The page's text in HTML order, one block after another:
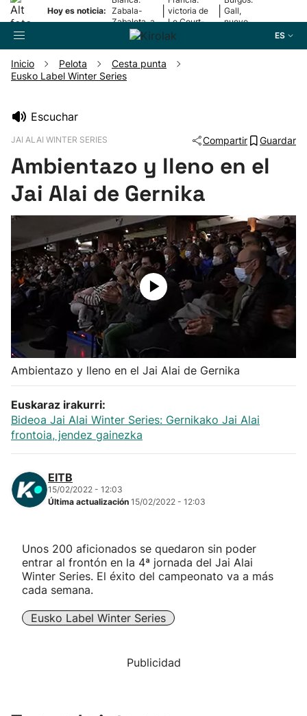
Hoy es noticia: Zabala-
Zabaleta, a
la final
victoria de
Le Court-
Pienaar
Gall,
nuevo
ES
Fútbol
Pelota
Remo
Baloncesto
Ciclismo
Herri-kirolak
Balonmano
Kirolak 360
Atletismo
Carreras de montaña
"Helmuga"
Inicio Pelota
Cesta punta
Eusko Label Winter Series
Escuchar
JAI ALAI WINTER SERIES Compartir Guardar
Ambientazo y lleno en el
Jai Alai de Gernika
Ambientazo y lleno en el Jai Alai de Gernika
Euskaraz irakurri:
Bideoa Jai Alai Winter Series: Gernikako Jai Alai
frontoia, jendez gainezka
EITB
15/02/2022 - 12:03
Última actualización 15/02/2022 - 12:03
Unos 200 aficionados se quedaron sin poder
entrar al frontón en la 4ª jornada del Jai Alai
Winter Series. El éxito del campeonato va a más
cada semana.
Eusko Label Winter Series
Publicidad